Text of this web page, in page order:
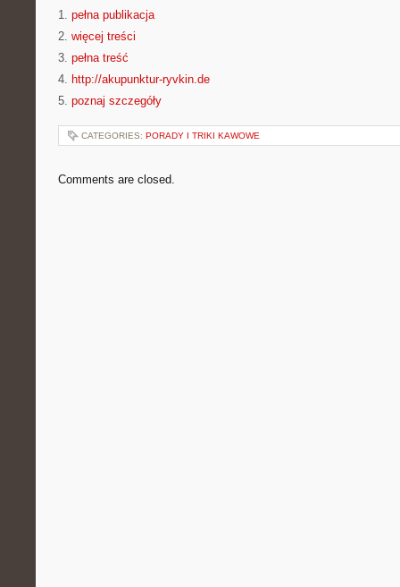
1. pełna publikacja
2. więcej treści
3. pełna treść
4. http://akupunktur-ryvkin.de
5. poznaj szczegóły
CATEGORIES: PORADY I TRIKI KAWOWE
Comments are closed.